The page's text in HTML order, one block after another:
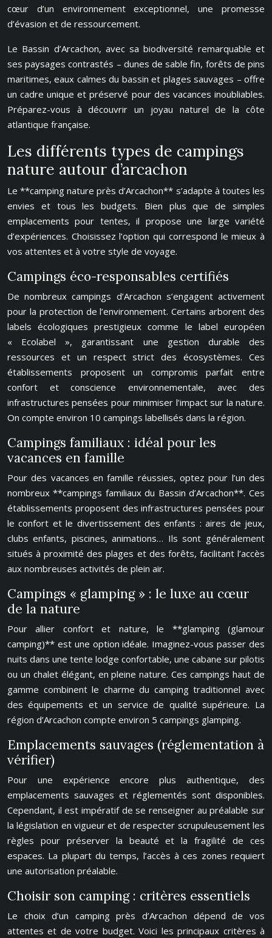
cœur d’un environnement exceptionnel, une promesse
d’évasion et de ressourcement.
Le Bassin d’Arcachon, avec sa biodiversité remarquable et
ses paysages contrastés – dunes de sable fin, forêts de pins
maritimes, eaux calmes du bassin et plages sauvages – offre
un cadre unique et préservé pour des vacances inoubliables.
Préparez-vous à découvrir un joyau naturel de la côte
atlantique française.
Les différents types de campings
nature autour d’arcachon
Le **camping nature près d’Arcachon** s’adapte à toutes les
envies et tous les budgets. Bien plus que de simples
emplacements pour tentes, il propose une large variété
d’expériences. Choisissez l’option qui correspond le mieux à
vos attentes et à votre style de voyage.
Campings éco-responsables certifiés
De nombreux campings d’Arcachon s’engagent activement
pour la protection de l’environnement. Certains arborent des
labels écologiques prestigieux comme le label européen
« Ecolabel », garantissant une gestion durable des
ressources et un respect strict des écosystèmes. Ces
établissements proposent un compromis parfait entre
confort et conscience environnementale, avec des
infrastructures pensées pour minimiser l’impact sur la nature.
On compte environ 10 campings labellisés dans la région.
Campings familiaux : idéal pour les
vacances en famille
Pour des vacances en famille réussies, optez pour l’un des
nombreux **campings familiaux du Bassin d’Arcachon**. Ces
établissements proposent des infrastructures pensées pour
le confort et le divertissement des enfants : aires de jeux,
clubs enfants, piscines, animations… Ils sont généralement
situés à proximité des plages et des forêts, facilitant l’accès
aux nombreuses activités de plein air.
Campings « glamping » : le luxe au cœur
de la nature
Pour allier confort et nature, le **glamping (glamour
camping)** est une option idéale. Imaginez-vous passer des
nuits dans une tente lodge confortable, une cabane sur pilotis
ou un chalet élégant, en pleine nature. Ces campings haut de
gamme combinent le charme du camping traditionnel avec
des équipements et un service de qualité supérieure. La
région d’Arcachon compte environ 5 campings glamping.
Emplacements sauvages (réglementation à
vérifier)
Pour une expérience encore plus authentique, des
emplacements sauvages et réglementés sont disponibles.
Cependant, il est impératif de se renseigner au préalable sur
la législation en vigueur et de respecter scrupuleusement les
règles pour préserver la beauté et la fragilité de ces
espaces. La plupart du temps, l’accès à ces zones requiert
une autorisation préalable.
Choisir son camping : critères essentiels
Le choix d’un camping près d’Arcachon dépend de vos
attentes et de votre budget. Voici les principaux critères à